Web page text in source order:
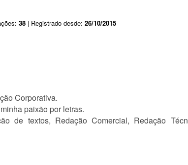
38 | Registrado desde: 26/10/2015
Corporativa.
paixão por letras.
de textos, Redação Comercial, Redação